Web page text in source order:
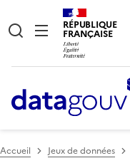
RÉPUBLIQUE
FRANÇAISE
Accueil Jeux de données